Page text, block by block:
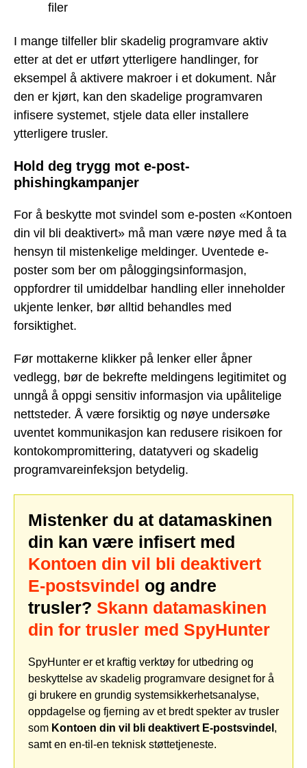
filer
I mange tilfeller blir skadelig programvare aktiv
etter at det er utført ytterligere handlinger, for
eksempel å aktivere makroer i et dokument. Når
den er kjørt, kan den skadelige programvaren
infisere systemet, stjele data eller installere
ytterligere trusler.
Hold deg trygg mot e-post-
phishingkampanjer
For å beskytte mot svindel som e-posten «Kontoen
din vil bli deaktivert» må man være nøye med å ta
hensyn til mistenkelige meldinger. Uventede e-
poster som ber om påloggingsinformasjon,
oppfordrer til umiddelbar handling eller inneholder
ukjente lenker, bør alltid behandles med
forsiktighet.
Før mottakerne klikker på lenker eller åpner
vedlegg, bør de bekrefte meldingens legitimitet og
unngå å oppgi sensitiv informasjon via upålitelige
nettsteder. Å være forsiktig og nøye undersøke
uventet kommunikasjon kan redusere risikoen for
kontokompromittering, datatyveri og skadelig
programvareinfeksjon betydelig.
Mistenker du at datamaskinen
din kan være infisert med
Kontoen din vil bli deaktivert
E-postsvindel og andre
trusler? Skann datamaskinen
din for trusler med SpyHunter
SpyHunter er et kraftig verktøy for utbedring og
beskyttelse av skadelig programvare designet for å
gi brukere en grundig systemsikkerhetsanalyse,
oppdagelse og fjerning av et bredt spekter av trusler
som Kontoen din vil bli deaktivert E-postsvindel ,
samt en en-til-en teknisk støttetjeneste.